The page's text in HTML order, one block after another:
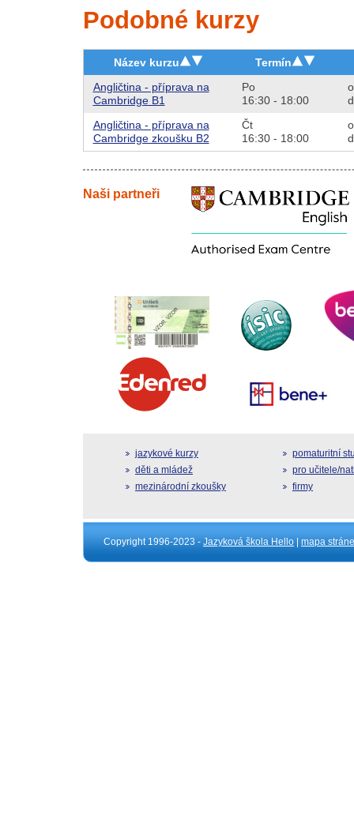
Podobné kurzy
Název kurzu
Termín
Angličtina - příprava na
Cambridge B1
Po
16:30 - 18:00
Angličtina - příprava na
Cambridge zkoušku B2
Čt
16:30 - 18:00
Naši partneři
jazykové kurzy
děti a mládež
mezinárodní zkoušky
pomaturitní
pro učitele/
firmy
Copyright 1996-2023 - Jazyková škola Hello mapa